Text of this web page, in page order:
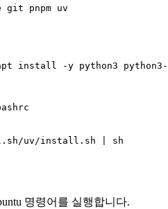
git pnpm uv
uv/install.sh | sh
명령어를 실행합니다.